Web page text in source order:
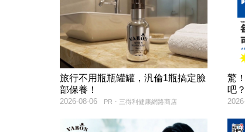
旅行不用瓶瓶罐罐，汎倫1瓶搞定臉
部保養！
PR・三得利健康網路商店
2026-08-06
驚
吧？